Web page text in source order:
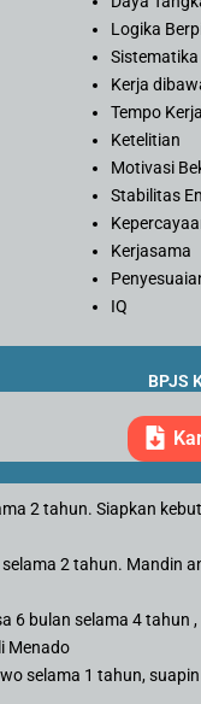
Logika
Sistematika
Kerja
Tempo Kerja
Ketelitian
Motivasi
Stabilitas
Kerjasama
IQ
BPJS
2 tahun. Siapkan
2 tahun. Mandin
6 bulan selama 4
Menado
selama 1 tahun,